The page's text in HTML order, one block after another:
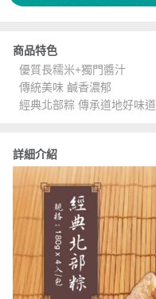
商品特色
優質長糯米+獨門醬汁
傳統美味 鹹香濃郁
經典北部粽 傳承道地好味道
詳細介紹